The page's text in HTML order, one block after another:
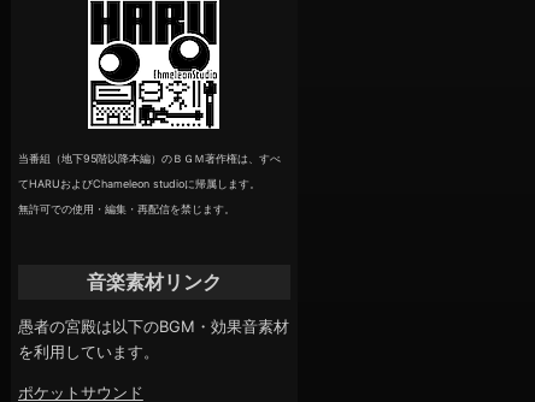
当番組（地下95階以降本編）のＢＧＭ著作権は、すべ
てHARUおよびChameleon studioに帰属します。
無許可での使用・編集・再配信を禁じます。
音楽素材リンク
愚者の宮殿は以下のBGM・効果音素材
を利用しています。
ポケットサウンド